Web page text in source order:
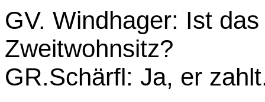
GV. Windhager: Ist
Zweitwohnsitz?
GR.Schärfl: Ja, er